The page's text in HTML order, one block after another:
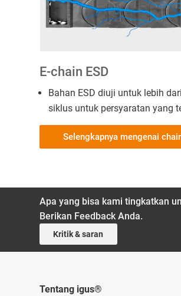
E-chain ESD
Bahan ESD diuji untuk lebih
siklus untuk persyaratan yang
Selengkapnya mengenai
Apa yang bisa kami tingkatkan
Berikan Feedback Anda.
Kritik & saran
Tentang igus®